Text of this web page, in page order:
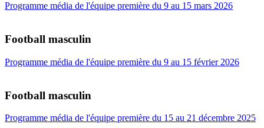
Programme média de l'équipe première du 9 au 15 mars 2026
Football masculin
Programme média de l'équipe première du 9 au 15 février 2026
Football masculin
Programme média de l'équipe première du 15 au 21 décembre 2025